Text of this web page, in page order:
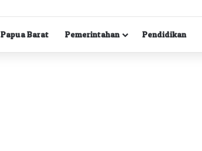
Papua Barat Pemerintahan Pendidikan